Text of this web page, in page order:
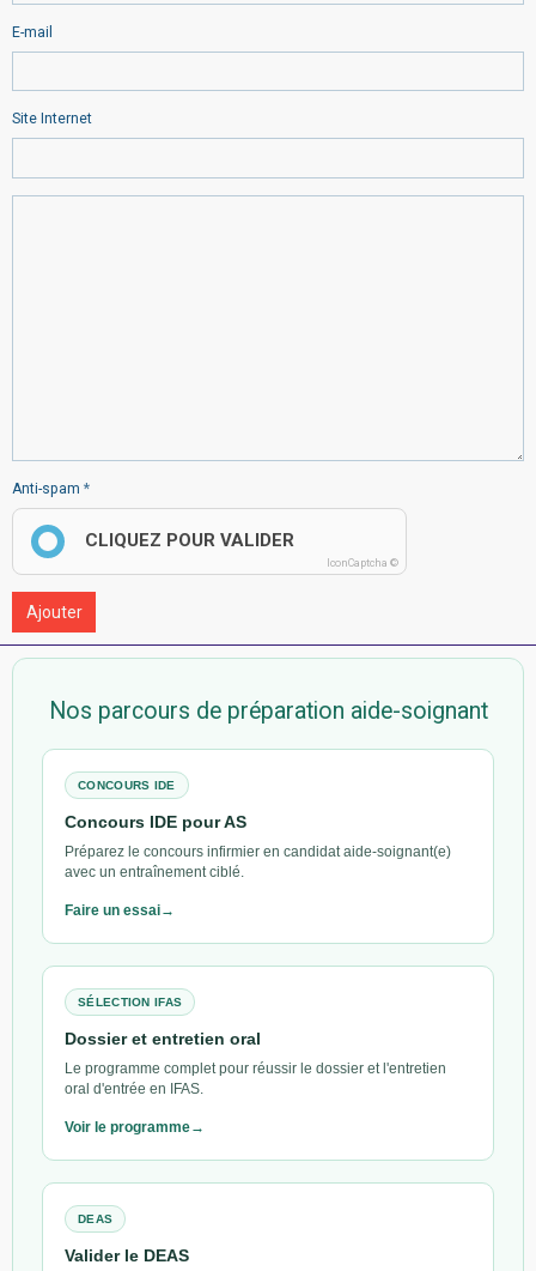
E-mail
Site Internet
Anti-spam
CLIQUEZ POUR VALIDER
IconCaptcha ©
Ajouter
Nos parcours de préparation aide-soignant
CONCOURS IDE
Concours IDE pour AS
Préparez le concours infirmier en candidat aide-soignant(e)
avec un entraînement ciblé.
Faire un essai
SÉLECTION IFAS
Dossier et entretien oral
Le programme complet pour réussir le dossier et l'entretien
oral d'entrée en IFAS.
Voir le programme
DEAS
Valider le DEAS